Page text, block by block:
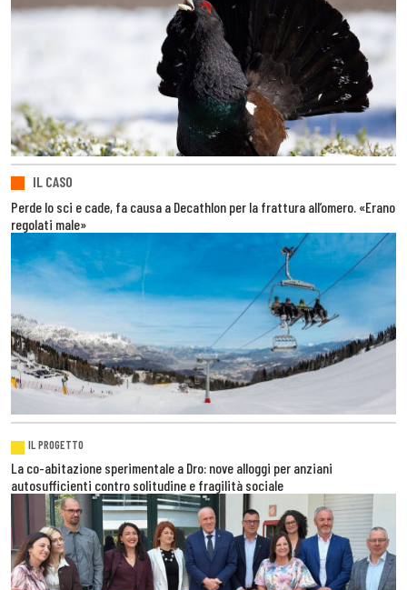
IL CASO
Perde lo sci e cade, fa causa a Decathlon per la frattura all’omero. «Erano
regolati male»
IL PROGETTO
La co-abitazione sperimentale a Dro: nove alloggi per anziani
autosufficienti contro solitudine e fragilità sociale